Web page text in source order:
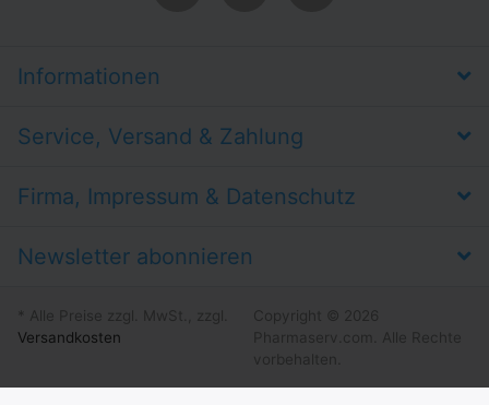
Informationen
Service, Versand & Zahlung
Firma, Impressum & Datenschutz
Newsletter abonnieren
* Alle Preise zzgl. MwSt., zzgl.
Versandkosten
Copyright © 2026
Pharmaserv.com. Alle Rechte
vorbehalten.